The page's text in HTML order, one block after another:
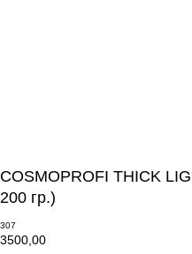
COSMOPROFI THICK
200 гр.)
307
3500,00